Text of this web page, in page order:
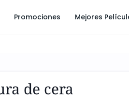
Promociones Mejores
de cera